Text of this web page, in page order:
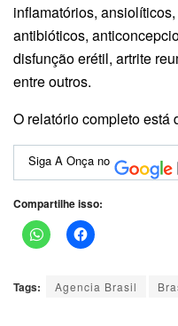
inflamatórios, ansiolíticos,
antibióticos,
disfunção erétil, artrite
entre outros.
O relatório completo está
Siga A Onça no
Compartilhe isso:
Tags: Agencia Brasil